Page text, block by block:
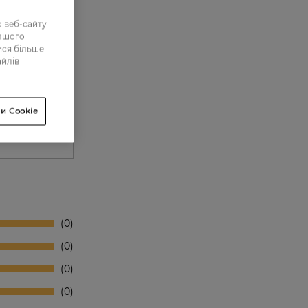
0
0
0
0
сайту
більше
Cookie